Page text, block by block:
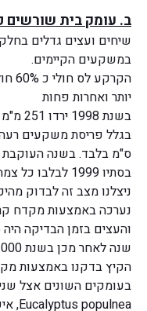
ב. עומק בית שורשים
שיחים ועצים גדלים
במשקעים הקיימים.
יותר ואחרות פחות
בשנת
ס"מ בלבד. בשנה העוקבת 1999 ירדו 65 מ"מ בלבד.
בסתיו 1999
ניצלנו מצב זה לבדוק
נערכה באמצעות מקדח
והעצים בזמן הבדיקה היה 6 שנים.
הקיץ בדקנו באמצעות
בעומקים השונים אצל